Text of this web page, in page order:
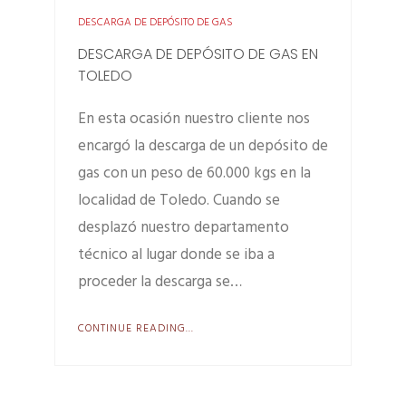
DESCARGA DE DEPÓSITO DE GAS
DESCARGA DE DEPÓSITO DE GAS EN
TOLEDO
En esta ocasión nuestro cliente nos
encargó la descarga de un depósito de
gas con un peso de 60.000 kgs en la
localidad de Toledo. Cuando se
desplazó nuestro departamento
técnico al lugar donde se iba a
proceder la descarga se…
CONTINUE READING...